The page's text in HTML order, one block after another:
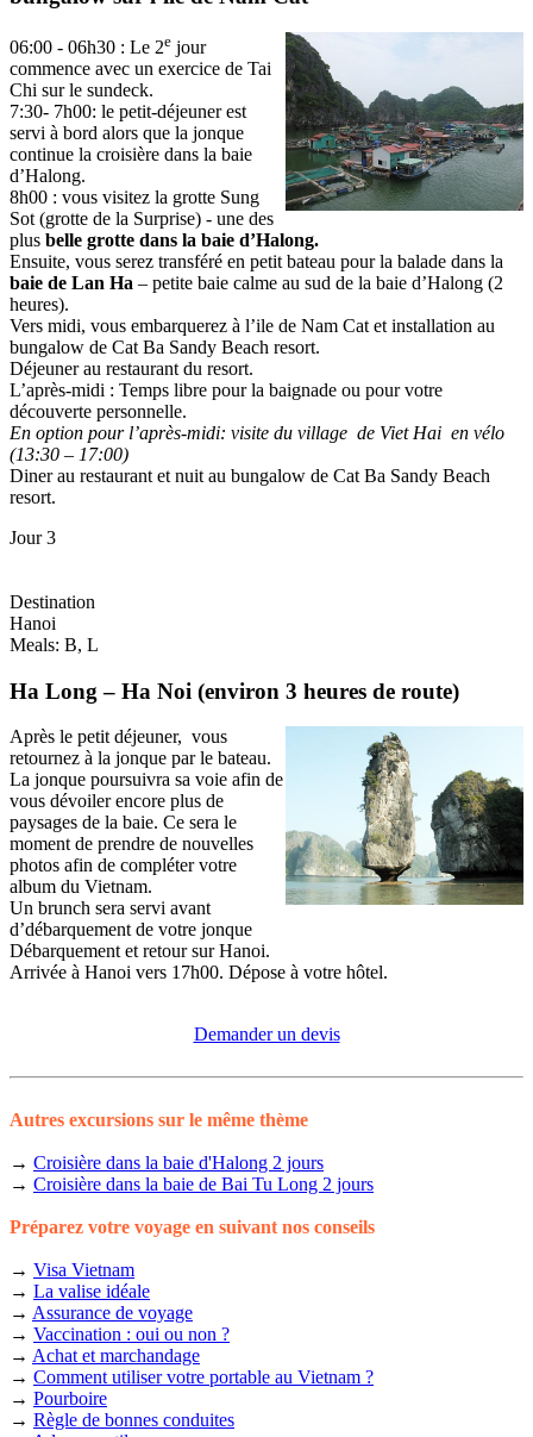
06:00 - 06h30 : Le 2e jour
commence avec un exercice de Tai
Chi sur le sundeck.
7:30- 7h00: le petit-déjeuner est
servi à bord alors que la jonque
continue la croisière dans la baie
d’Halong.
8h00 : vous visitez la grotte Sung
Sot (grotte de la Surprise) - une des
plus belle grotte dans la baie d’Halong.
Ensuite, vous serez transféré en petit bateau pour la balade dans la
baie de Lan Ha – petite baie calme au sud de la baie d’Halong (2
heures).
Vers midi, vous embarquerez à l’ile de Nam Cat et installation au
bungalow de Cat Ba Sandy Beach resort.
Déjeuner au restaurant du resort.
L’après-midi : Temps libre pour la baignade ou pour votre
découverte personnelle.
En option pour l’après-midi: visite du village de Viet Hai en vélo
(13:30 – 17:00)
Diner au restaurant et nuit au bungalow de Cat Ba Sandy Beach
resort.
Jour 3
Destination
Hanoi
Meals: B, L
Ha Long – Ha Noi (environ 3 heures de route)
Après le petit déjeuner, vous
retournez à la jonque par le bateau.
La jonque poursuivra sa voie afin de
vous dévoiler encore plus de
paysages de la baie. Ce sera le
moment de prendre de nouvelles
photos afin de compléter votre
album du Vietnam.
Un brunch sera servi avant
d’débarquement de votre jonque
Débarquement et retour sur Hanoi.
Arrivée à Hanoi vers 17h00. Dépose à votre hôtel.
Demander un devis
Autres excursions sur le même thème
→ Croisière dans la baie d'Halong 2 jours
→ Croisière dans la baie de Bai Tu Long 2 jours
Préparez votre voyage en suivant nos conseils
→ Visa Vietnam
→ La valise idéale
→ Assurance de voyage
→ Vaccination : oui ou non ?
→ Achat et marchandage
→ Comment utiliser votre portable au Vietnam ?
→ Pourboire
→ Règle de bonnes conduites